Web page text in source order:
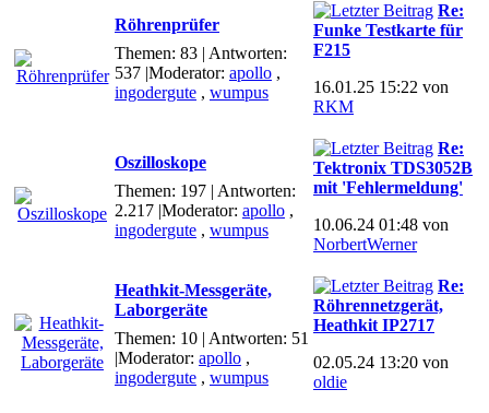
Röhrenprüfer
Themen: 83 | Antworten:
537 |Moderator: apollo ,
ingodergute , wumpus
Re:
Funke Testkarte für
F215
16.01.25 15:22 von
RKM
Oszilloskope
Themen: 197 | Antworten:
2.217 |Moderator: apollo ,
ingodergute , wumpus
Re:
Tektronix TDS3052B
mit 'Fehlermeldung'
10.06.24 01:48 von
NorbertWerner
Heathkit-Messgeräte,
Laborgeräte
Themen: 10 | Antworten: 51
|Moderator: apollo ,
ingodergute , wumpus
Re:
Röhrennetzgerät,
Heathkit IP2717
02.05.24 13:20 von
oldie